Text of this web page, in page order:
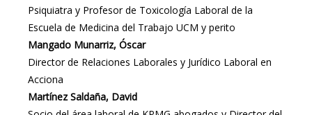
Psiquiatra y Profesor de Toxicología Laboral de la
Escuela de Medicina del Trabajo UCM y perito
Mangado Munarriz, Óscar
Director de Relaciones Laborales y Jurídico Laboral en
Acciona
Martínez Saldaña, David